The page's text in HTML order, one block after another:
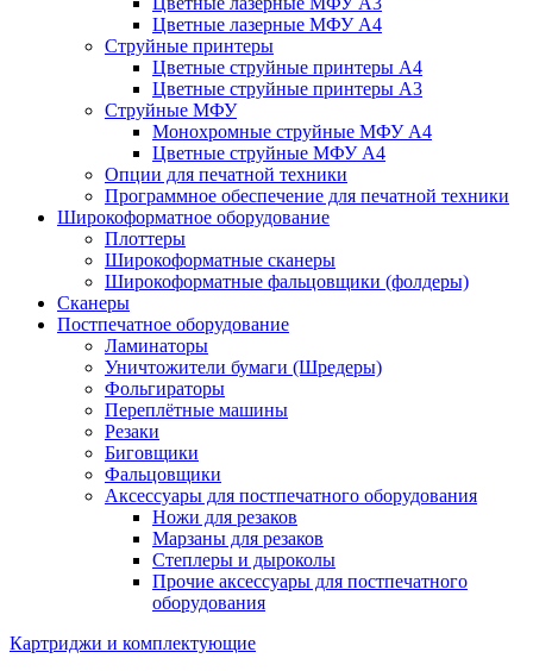
Цветные лазерные МФУ А4
Струйные принтеры
Цветные струйные принтеры А4
Цветные струйные принтеры А3
Струйные МФУ
Монохромные струйные МФУ А4
Цветные струйные МФУ А4
Опции для печатной техники
Программное обеспечение для печатной техники
Широкоформатное оборудование
Плоттеры
Широкоформатные сканеры
Широкоформатные фальцовщики (фолдеры)
Сканеры
Постпечатное оборудование
Ламинаторы
Уничтожители бумаги (Шредеры)
Фольгираторы
Переплётные машины
Резаки
Биговщики
Фальцовщики
Аксессуары для постпечатного оборудования
Ножи для резаков
Марзаны для резаков
Степлеры и дыроколы
Прочие аксессуары для постпечатного
оборудования
Картриджи и комплектующие